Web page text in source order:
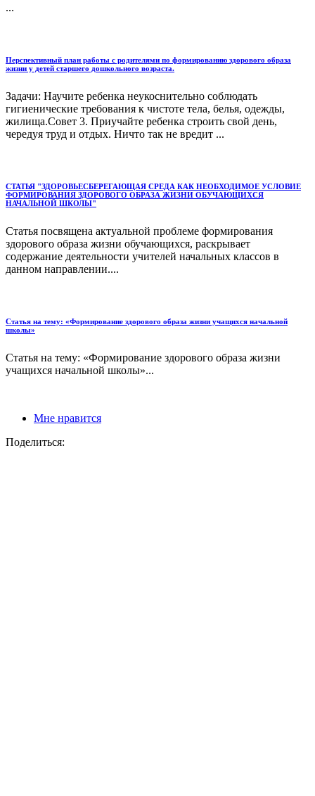
...
Перспективный план работы с родителями по формированию здорового образа
жизни у детей старшего дошкольного возраста.
Задачи: Научите ребенка неукоснительно соблюдать
гигиенические требования к чистоте тела, белья, одежды,
жилища.Совет 3. Приучайте ребенка строить свой день,
чередуя труд и отдых. Ничто так не вредит ...
СТАТЬЯ "ЗДОРОВЬЕСБЕРЕГАЮЩАЯ СРЕДА КАК НЕОБХОДИМОЕ УСЛОВИЕ
ФОРМИРОВАНИЯ ЗДОРОВОГО ОБРАЗА ЖИЗНИ ОБУЧАЮЩИХСЯ
НАЧАЛЬНОЙ ШКОЛЫ"
Статья посвящена актуальной проблеме формирования
здорового образа жизни обучающихся, раскрывает
содержание деятельности учителей начальных классов в
данном направлении....
Статья на тему: «Формирование здорового образа жизни учащихся начальной
школы»
Статья на тему: «Формирование здорового образа жизни
учащихся начальной школы»...
Мне нравится
Поделиться: